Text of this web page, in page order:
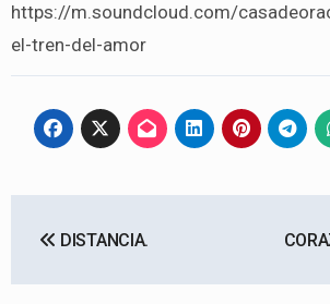
https://m.soundcloud.com/
el-tren-del-amor
de
DISTANCIA.